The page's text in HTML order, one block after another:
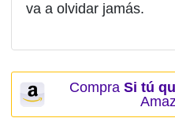
va a olvidar jamás.
Compra Si tú